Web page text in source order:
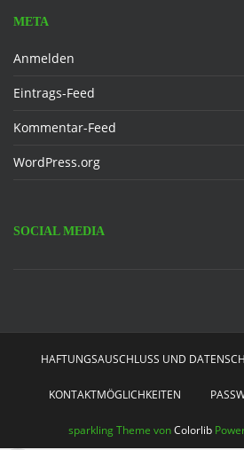
META
Anmelden
Eintrags-Feed
Kommentar-Feed
WordPress.org
SOCIAL MEDIA
HAFTUNGSAUSCHLUSS UND
KONTAKTMÖGLICHKEITEN
sparkling Theme vonColorlib